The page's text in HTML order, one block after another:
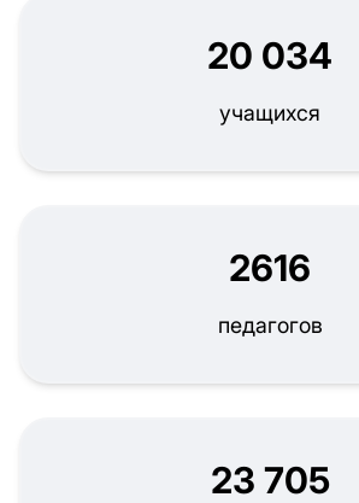
20 034
учащихся
2616
педагогов
23 705